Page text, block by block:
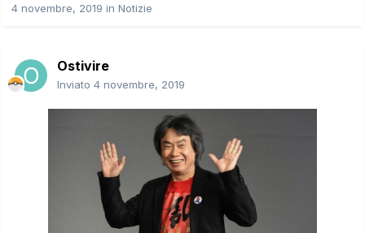
4 novembre, 2019 in Notizie
Ostivire
Inviato 4 novembre, 2019